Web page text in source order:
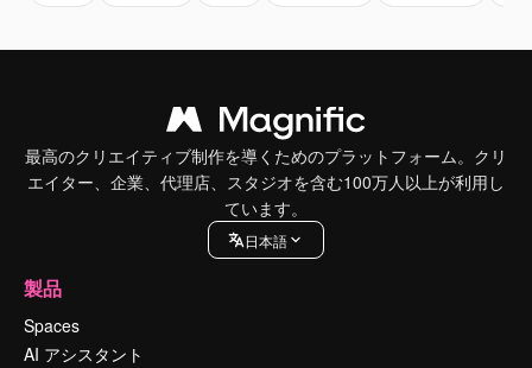
最高のクリエイティブ制作を導くためのプラットフォーム。クリ
エイター、企業、代理店、スタジオを含む100万人以上が利用し
ています。
日本語
製品
Spaces
AI アシスタント